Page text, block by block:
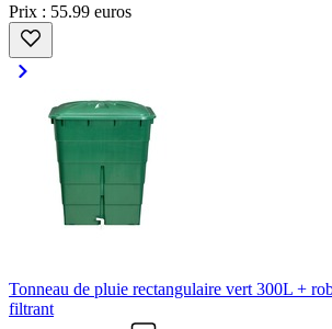
Prix : 55.99 euros
Tonneau de pluie rectangulaire vert 300L +
filtrant